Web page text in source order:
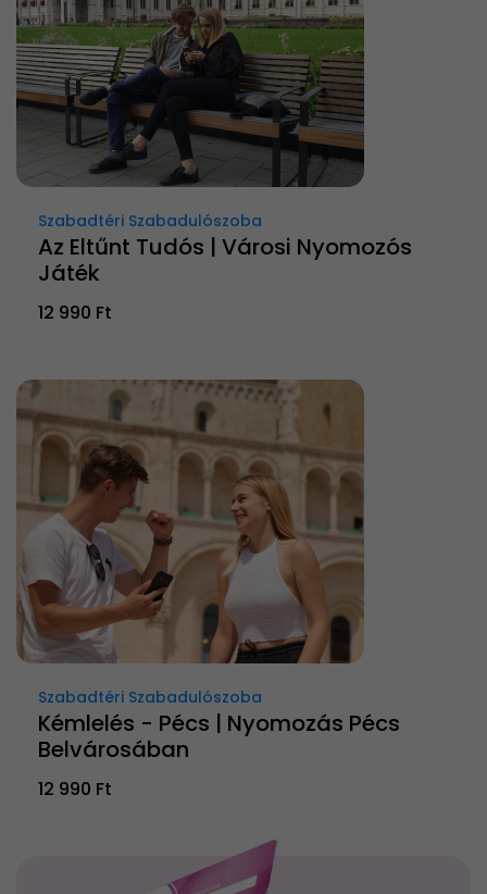
Szabadtéri Szabadulószoba
Az Eltűnt Tudós | Városi Nyomozós
Játék
12 990 Ft
Szabadtéri Szabadulószoba
Kémlelés - Pécs | Nyomozás Pécs
Belvárosában
12 990 Ft